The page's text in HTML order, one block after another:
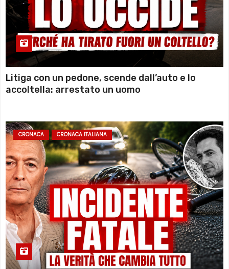
Litiga con un pedone, scende dall’auto e lo
accoltella: arrestato un uomo
CRONACA CRONACA ITALIANA